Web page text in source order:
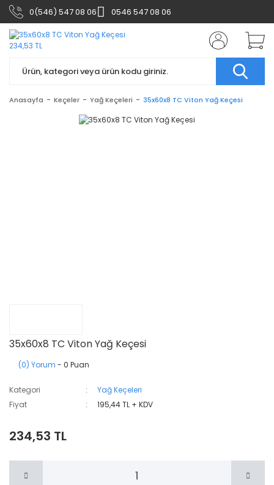
0(546) 547 08 06 0546 547 08 06
Anasayfa Keçeler Yağ Keçeleri 35x60x8 TC Viton Yağ Keçesi
35x60x8 TC Viton Yağ Keçesi
(0) Yorum - 0 Puan
Kategori
Yağ Keçeleri
Fiyat
195,44 TL + KDV
234,53 TL